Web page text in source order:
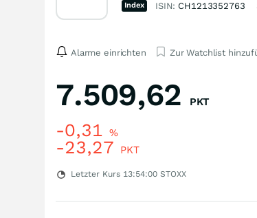
Index ISIN: CH1213352763
Alarme einrichten Zur Watchlist
7.509,62 PKT
-0,31 %
-23,27 PKT
Letzter Kurs 13:54:00 STOXX